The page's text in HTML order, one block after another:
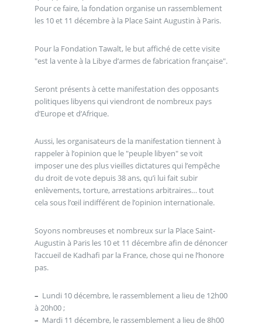
Pour ce faire, la fondation organise un rassemblement
les 10 et 11 décembre à la Place Saint Augustin à Paris.
Pour la Fondation Tawalt, le but affiché de cette visite
"est la vente à la Libye d’armes de fabrication française".
Seront présents à cette manifestation des opposants
politiques libyens qui viendront de nombreux pays
d’Europe et d’Afrique.
Aussi, les organisateurs de la manifestation tiennent à
rappeler à l’opinion que le "peuple libyen" se voit
imposer une des plus vieilles dictatures qui l’empêche
du droit de vote depuis 38 ans, qu’i lui fait subir
enlèvements, torture, arrestations arbitraires… tout
cela sous l’œil indifférent de l’opinion internationale.
Soyons nombreuses et nombreux sur la Place Saint-
Augustin à Paris les 10 et 11 décembre afin de dénoncer
l’accueil de Kadhafi par la France, chose qui ne l’honore
pas.
– Lundi 10 décembre, le rassemblement a lieu de 12h00
à 20h00 ;
– Mardi 11 décembre, le rassemblement a lieu de 8h00